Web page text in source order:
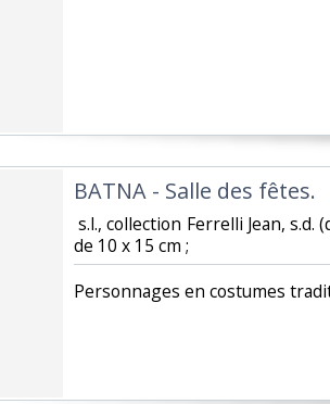
‎BATNA - Salle des fêtes.‎
s.l., collection Ferrelli Jean,
de 10 x 15 cm ; ‎
‎Personnages en costumes